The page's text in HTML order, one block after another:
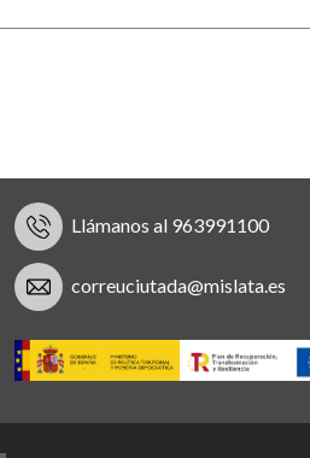
Llámanos al 963991100
correuciutada@mislata.es